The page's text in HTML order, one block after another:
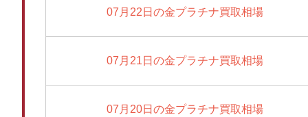
07月22日の金プラチナ買取相場
07月21日の金プラチナ買取相場
07月20日の金プラチナ買取相場